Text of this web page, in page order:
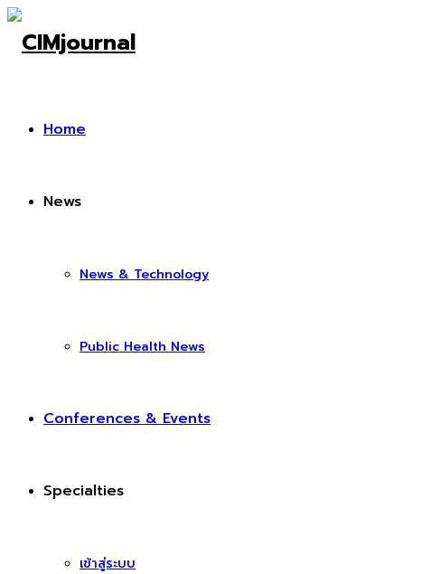
Home
News
News & Technology
Public Health News
Conferences & Events
Specialties
เข้าสู่ระบบ